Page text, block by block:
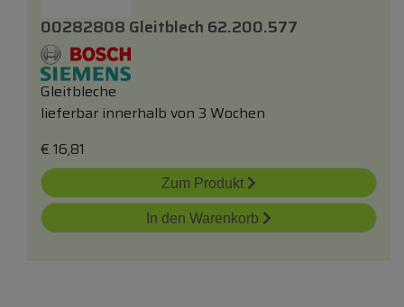
00282808 Gleitblech 62.200.577
Gleitbleche
lieferbar innerhalb von 3 Wochen
€ 16,81
Zum Produkt
In den Warenkorb